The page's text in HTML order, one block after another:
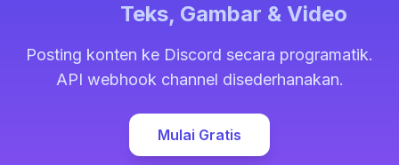
Teks, Gambar & Video
Posting konten ke Discord secara programatik.
API webhook channel disederhanakan.
Mulai Gratis